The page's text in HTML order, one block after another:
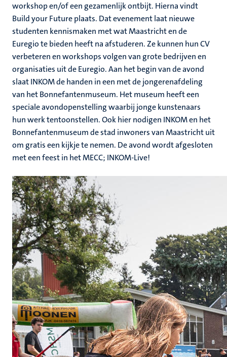
workshop en/of een gezamenlijk ontbijt. Hierna vindt
Build your Future plaats. Dat evenement laat nieuwe
studenten kennismaken met wat Maastricht en de
Euregio te bieden heeft na afstuderen. Ze kunnen hun CV
verbeteren en workshops volgen van grote bedrijven en
organisaties uit de Euregio. Aan het begin van de avond
slaat INKOM de handen in een met de jongerenafdeling
van het Bonnefantenmuseum. Het museum heeft een
speciale avondopenstelling waarbij jonge kunstenaars
hun werk tentoonstellen. Ook hier nodigen INKOM en het
Bonnefantenmuseum de stad inwoners van Maastricht uit
om gratis een kijkje te nemen. De avond wordt afgesloten
met een feest in het MECC; INKOM-Live!